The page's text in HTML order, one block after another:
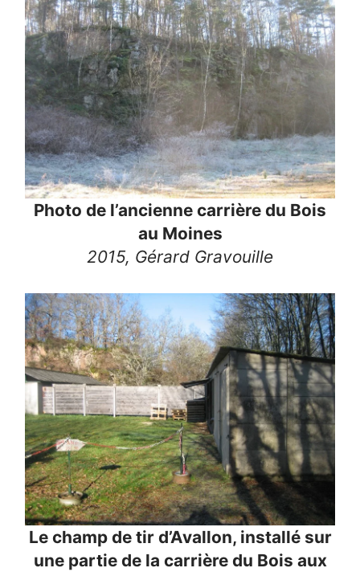
Photo de l’ancienne carrière du Bois
au Moines
2015, Gérard Gravouille
Le champ de tir d’Avallon, installé sur
une partie de la carrière du Bois aux